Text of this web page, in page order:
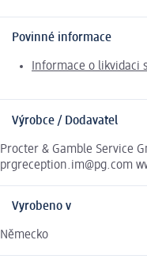
Povinné informace
Informace o likvidaci
Výrobce / Dodavatel
Procter & Gamble Service
prgreception.im@pg.com
Vyrobeno v
Německo